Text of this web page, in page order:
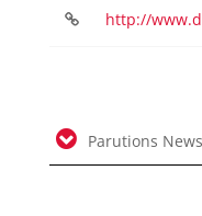
http://
Parutions